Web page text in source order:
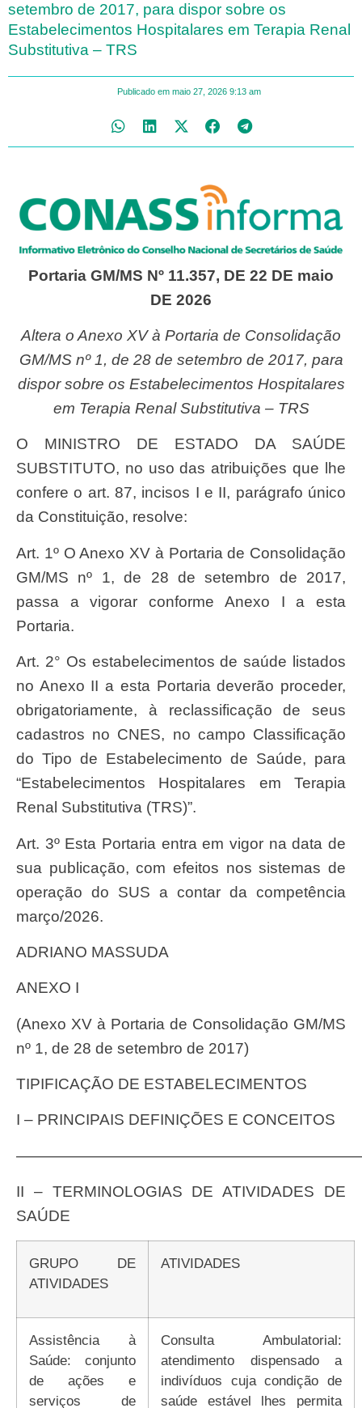
setembro de 2017, para dispor sobre os
Estabelecimentos Hospitalares em Terapia Renal
Substitutiva – TRS
Publicado em maio 27, 2026 9:13 am
Portaria GM/MS Nº 11.357, DE 22 DE maio
DE 2026
Altera o Anexo XV à Portaria de Consolidação
GM/MS nº 1, de 28 de setembro de 2017, para
dispor sobre os Estabelecimentos Hospitalares
em Terapia Renal Substitutiva – TRS
O MINISTRO DE ESTADO DA SAÚDE
SUBSTITUTO, no uso das atribuições que lhe
confere o art. 87, incisos I e II, parágrafo único
da Constituição, resolve:
Art. 1º O Anexo XV à Portaria de Consolidação
GM/MS nº 1, de 28 de setembro de 2017,
passa a vigorar conforme Anexo I a esta
Portaria.
Art. 2° Os estabelecimentos de saúde listados
no Anexo II a esta Portaria deverão proceder,
obrigatoriamente, à reclassificação de seus
cadastros no CNES, no campo Classificação
do Tipo de Estabelecimento de Saúde, para
“Estabelecimentos Hospitalares em Terapia
Renal Substitutiva (TRS)”.
Art. 3º Esta Portaria entra em vigor na data de
sua publicação, com efeitos nos sistemas de
operação do SUS a contar da competência
março/2026.
ADRIANO MASSUDA
ANEXO I
(Anexo XV à Portaria de Consolidação GM/MS
nº 1, de 28 de setembro de 2017)
TIPIFICAÇÃO DE ESTABELECIMENTOS
I – PRINCIPAIS DEFINIÇÕES E CONCEITOS
II – TERMINOLOGIAS DE ATIVIDADES DE
SAÚDE
GRUPO DE
ATIVIDADES
ATIVIDADES
Assistência à
Saúde: conjunto
de ações e
serviços de
Consulta Ambulatorial:
atendimento dispensado a
indivíduos cuja condição de
saúde estável lhes permita